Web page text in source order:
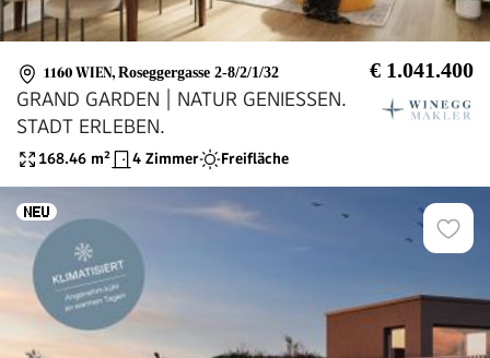
1160 WIEN, Roseggergasse 2-8/2/1/32 € 1.041.400
GRAND GARDEN | NATUR GENIESSEN.
STADT ERLEBEN.
168.46 m² 4 Zimmer Freifläche